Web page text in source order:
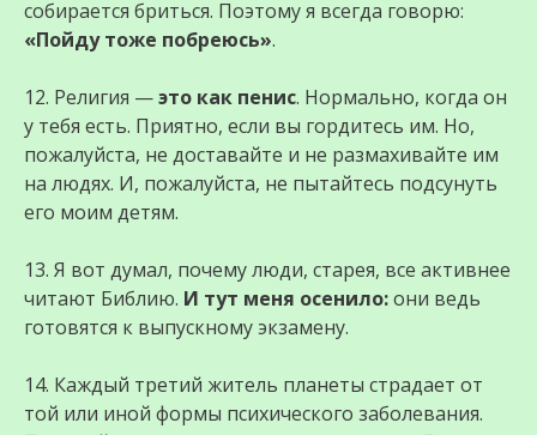
собирается бриться. Поэтому я всегда говорю:
«Пойду тоже побреюсь».
12. Религия —это как пенис. Нормально, когда он
у тебя есть. Приятно, если вы гордитесь им. Но,
пожалуйста, не доставайте и не размахивайте им
на людях. И, пожалуйста, не пытайтесь подсунуть
его моим детям.
13. Я вот думал, почему люди, старея, все активнее
читают Библию. И тут меня осенило:они ведь
готовятся к выпускному экзамену.
14. Каждый третий житель планеты страдает от
той или иной формы психического заболевания.